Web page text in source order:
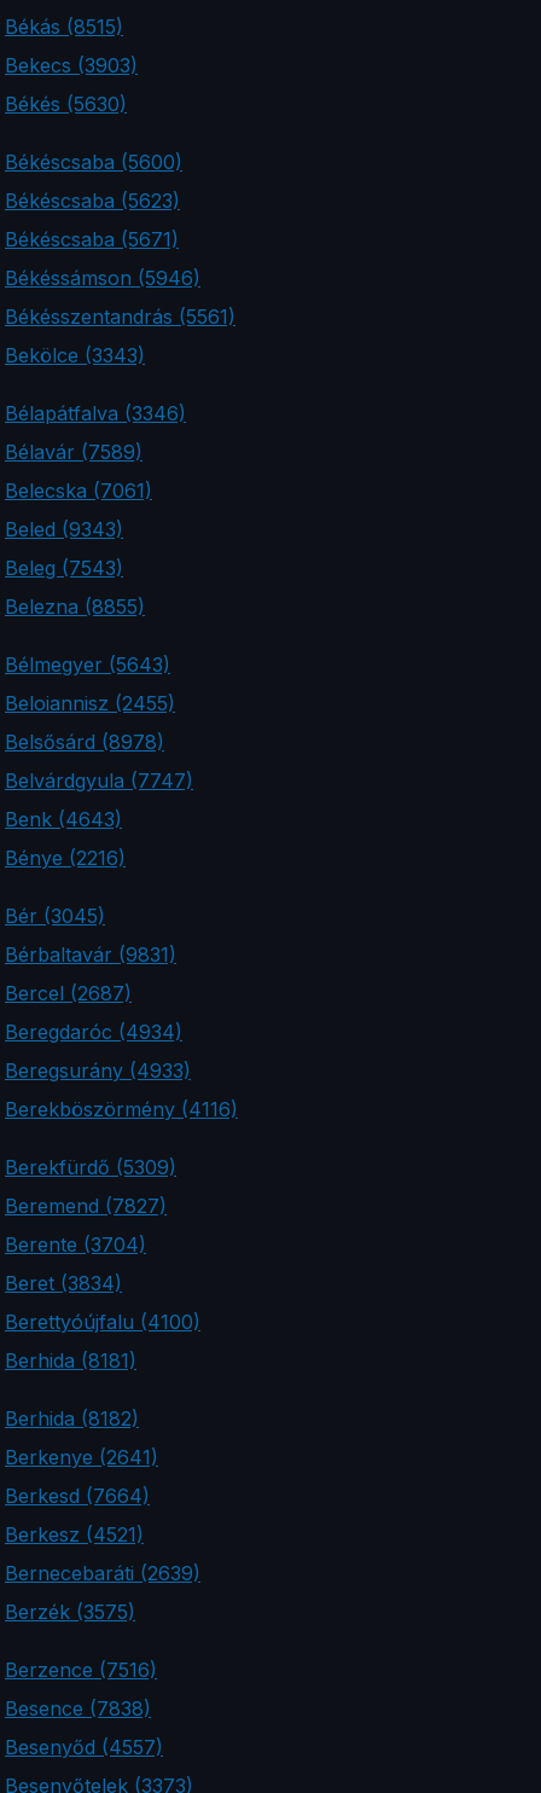
Békás (8515)
Bekecs (3903)
Békés (5630)
Békéscsaba (5600)
Békéscsaba (5623)
Békéscsaba (5671)
Békéssámson (5946)
Békésszentandrás (5561)
Bekölce (3343)
Bélapátfalva (3346)
Bélavár (7589)
Belecska (7061)
Beled (9343)
Beleg (7543)
Belezna (8855)
Bélmegyer (5643)
Beloiannisz (2455)
Belsősárd (8978)
Belvárdgyula (7747)
Benk (4643)
Bénye (2216)
Bér (3045)
Bérbaltavár (9831)
Bercel (2687)
Beregdaróc (4934)
Beregsurány (4933)
Berekböszörmény (4116)
Berekfürdő (5309)
Beremend (7827)
Berente (3704)
Beret (3834)
Berettyóújfalu (4100)
Berhida (8181)
Berhida (8182)
Berkenye (2641)
Berkesd (7664)
Berkesz (4521)
Bernecebaráti (2639)
Berzék (3575)
Berzence (7516)
Besence (7838)
Besenyőd (4557)
Besenyőtelek (3373)